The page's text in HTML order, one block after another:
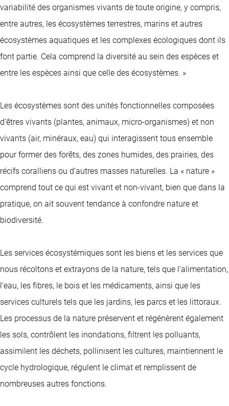
variabilité des organismes vivants de toute origine, y compris,
entre autres, les écosystèmes terrestres, marins et autres
écosystèmes aquatiques et les complexes écologiques dont ils
font partie. Cela comprend la diversité au sein des espèces et
entre les espèces ainsi que celle des écosystèmes. »
Les écosystèmes sont des unités fonctionnelles composées
d’êtres vivants (plantes, animaux, micro-organismes) et non
vivants (air, minéraux, eau) qui interagissent tous ensemble
pour former des forêts, des zones humides, des prairies, des
récifs coralliens ou d’autres masses naturelles. La « nature »
comprend tout ce qui est vivant et non-vivant, bien que dans la
pratique, on ait souvent tendance à confondre nature et
biodiversité.
Les services écosystémiques sont les biens et les services que
nous récoltons et extrayons de la nature, tels que l’alimentation,
l’eau, les fibres, le bois et les médicaments, ainsi que les
services culturels tels que les jardins, les parcs et les littoraux.
Les processus de la nature préservent et régénèrent également
les sols, contrôlent les inondations, filtrent les polluants,
assimilent les déchets, pollinisent les cultures, maintiennent le
cycle hydrologique, régulent le climat et remplissent de
nombreuses autres fonctions.